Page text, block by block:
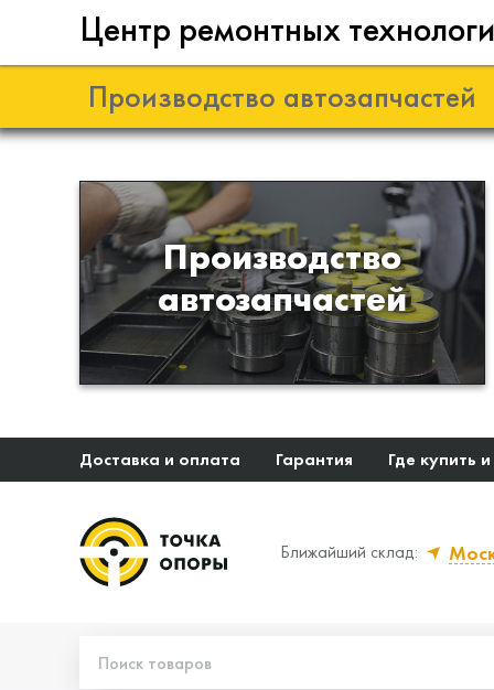
Центр ремонтных
Производство автозапчастей
Производство
автозапчастей
Разработка и
производство деталей из
эластомеров для подвески
автомобиля
Доставка и оплата Гарантия Где купить
Ближайший склад: